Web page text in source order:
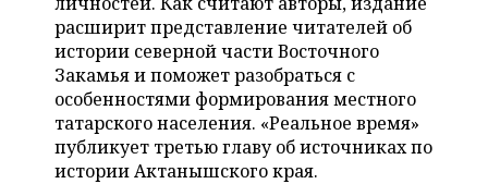
ОТКРЫТАЯ ЛЕКЦИЯ
БАСКЕТБОЛ
ВОЛЕЙБОЛ
КИБЕРСПОРТ
ФИГУРНОЕ КАТАНИЕ
ИНФРАСТРУКТУРА
ИСТОРИЯ
КУЛЬТУРА
МЕДИЦИНА
СПРАВОЧНИК
СПИСОК ПЕРСОН
СПИСОК КОМПАНИЙ
ПОЛНАЯ ВЕРСИЯ
расширит представление читателей об
истории северной части Восточного
Закамья и поможет разобраться с
особенностями формирования местного
татарского населения. «Реальное время»
публикует третью главу об источниках по
истории Актанышского края.